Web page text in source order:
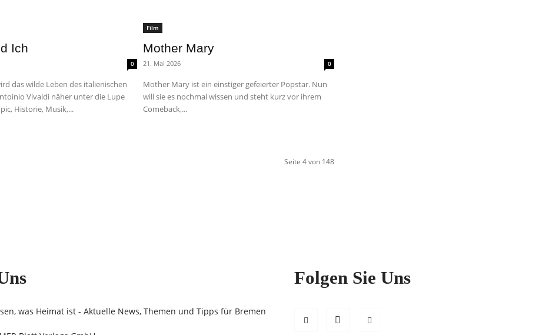
Ich
0
das wilde Leben des italienischen
Vivaldi näher unter die Lupe
Historie, Musik,...
Film
Mother Mary
21. Mai 2026 0
Mother Mary ist ein einstiger gefeierter Popstar. Nun
will sie es nochmal wissen und steht kurz vor ihrem
Comeback,...
Seite 4 von 148
was Heimat ist - Aktuelle News, Themen und Tipps für Bremen
Folgen Sie Uns